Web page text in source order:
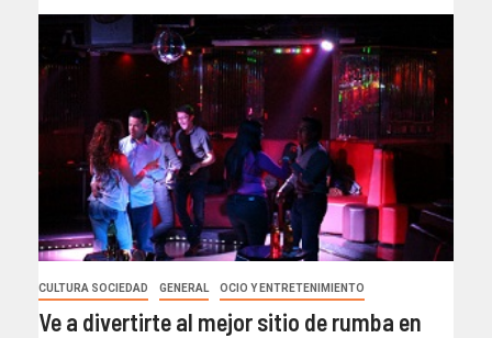
CULTURA SOCIEDAD GENERAL OCIO Y ENTRETENIMIENTO
Ve a divertirte al mejor sitio de rumba en